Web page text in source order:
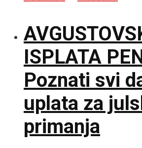
ISPLATA
Poznati svi
uplata za
primanja